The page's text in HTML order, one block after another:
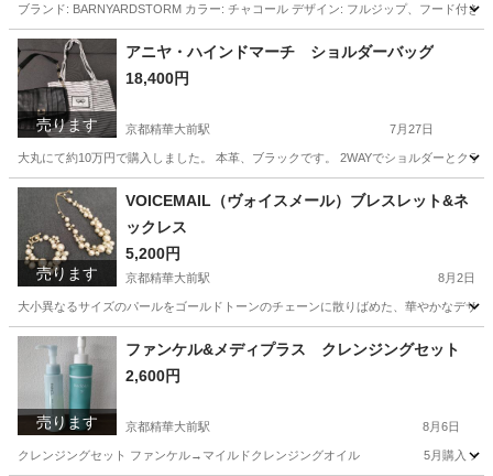
ブランド: BARNYARDSTORM カラー: チャコール デザイン: フルジップ、フード付
京都 京都市 京都精華大前駅 パーカー バンヤードストーム
売ります
アニヤ・ハインドマーチ ショルダーバッグ
18,400円
京都精華大前駅 7月27日
大丸にて約10万円で購入しました。 本革、ブラックです。 2WAYでショルダーとク
京都 京都市 京都精華大前駅 バッグ
売ります
VOICEMAIL（ヴォイスメール）ブレスレット&ネ
ックレス
5,200円
京都精華大前駅 8月2日
大小異なるサイズのパールをゴールドトーンのチェーンに散りばめた、華やかなデザ
京都 京都市 京都精華大前駅 アクセサリー
売ります
ファンケル&メディプラス クレンジングセット
2,600円
京都精華大前駅 8月6日
クレンジングセット ファンケル→マイルドクレンジングオイル 5月購入 メデ